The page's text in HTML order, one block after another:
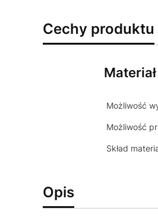
Cechy produktu
Możliwość
Możliwość
Skład
Opis